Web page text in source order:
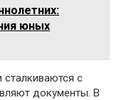
юных
с
документы. В